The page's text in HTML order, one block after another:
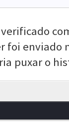
foi enviado
puxar o